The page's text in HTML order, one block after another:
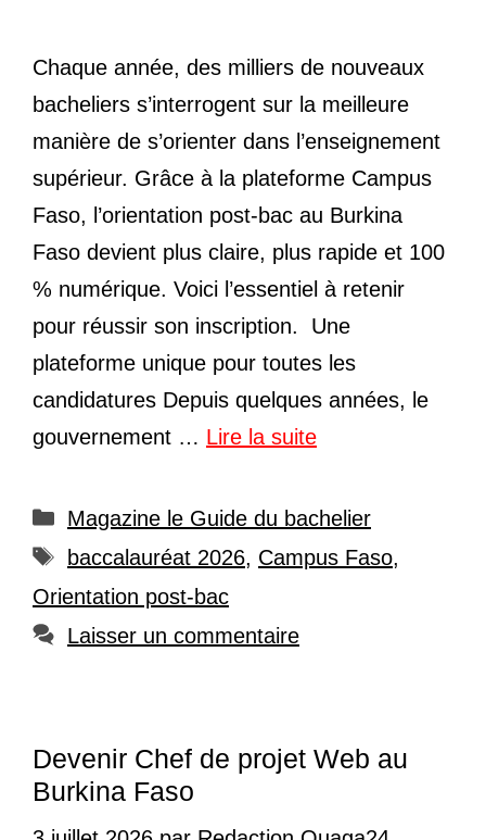
Chaque année, des milliers de nouveaux
bacheliers s’interrogent sur la meilleure
manière de s’orienter dans l’enseignement
supérieur. Grâce à la plateforme Campus
Faso, l’orientation post-bac au Burkina
Faso devient plus claire, plus rapide et 100
% numérique. Voici l’essentiel à retenir
pour réussir son inscription. Une
plateforme unique pour toutes les
candidatures Depuis quelques années, le
gouvernement … Lire la suite
Catégories
Magazine le Guide du bachelier
Étiquettes
baccalauréat 2026, Campus Faso,
Orientation post-bac
Laisser un commentaire
Devenir Chef de projet Web au
Burkina Faso